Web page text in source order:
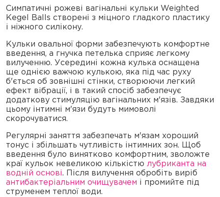
Симпатичні рожеві вагінальні кульки Weighted
Kegel Balls створені з міцного гладкого пластику
і ніжного силікону.
Кульки овальної форми забезпечують комфортне
введення, а гнучка петелька сприяє легкому
вилученню. Усередині кожна кулька оснащена
ще однією важчою кулькою, яка під час руху
б'ється об зовнішні стінки, створюючи легкий
ефект вібрації, і в такий спосіб забезпечує
додаткову стимуляцію вагінальних м'язів. Завдяки
цьому інтимні м'язи будуть мимоволі
скорочуватися.
Регулярні заняття забезпечать м'язам хороший
тонус і збільшать чутливість інтимних зон. Щоб
введення було винятково комфортним, зволожте
краї кульок невеликою кількістю лубриканта на
водній основі. Після вилучення обробіть виріб
антибактеріальним очищувачем і промийте під
струменем теплої води.